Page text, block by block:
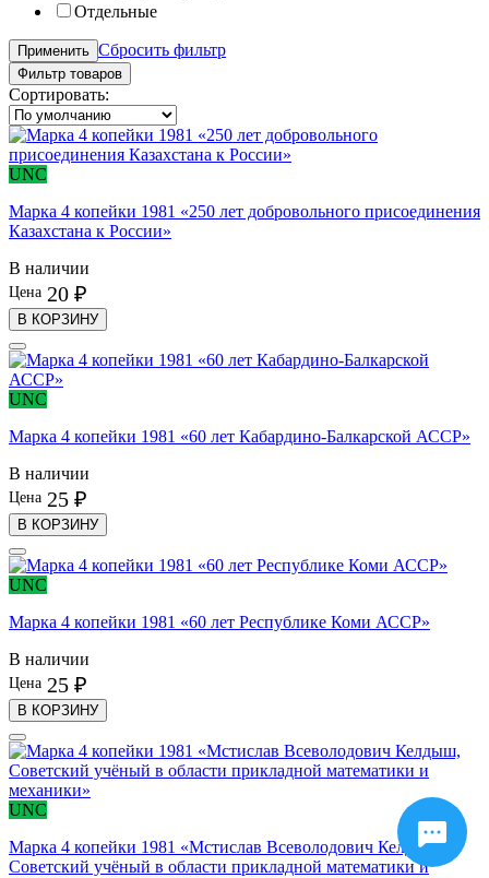
Отдельные
Применить Сбросить фильтр
Фильтр товаров
Сортировать:
UNC
Марка 4 копейки 1981 «250 лет добровольного присоединения
Казахстана к России»
В наличии
Цена 20 ₽
В КОРЗИНУ
UNC
Марка 4 копейки 1981 «60 лет Кабардино-Балкарской АССР»
В наличии
Цена 25 ₽
В КОРЗИНУ
UNC
Марка 4 копейки 1981 «60 лет Республике Коми АССР»
В наличии
Цена 25 ₽
В КОРЗИНУ
UNC
Марка 4 копейки 1981 «Мстислав Всеволодович Келдыш,
Советский учёный в области прикладной математики и